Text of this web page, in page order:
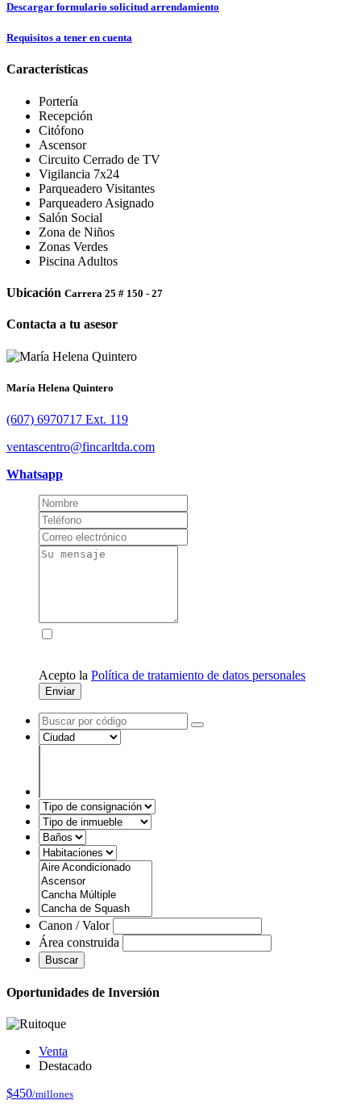
Descargar formulario solicitud arrendamiento
Requisitos a tener en cuenta
Características
Portería
Recepción
Citófono
Ascensor
Circuito Cerrado de TV
Vigilancia 7x24
Parqueadero Visitantes
Parqueadero Asignado
Salón Social
Zona de Niños
Zonas Verdes
Piscina Adultos
Ubicación Carrera 25 # 150 - 27
Contacta a tu asesor
María Helena Quintero
(607) 6970717 Ext. 119
ventascentro@fincarltda.com
Whatsapp
Acepto la Política de tratamiento de datos personales
Enviar
Canon / Valor
Área construida
Buscar
Oportunidades de Inversión
Venta
Destacado
$450/millones